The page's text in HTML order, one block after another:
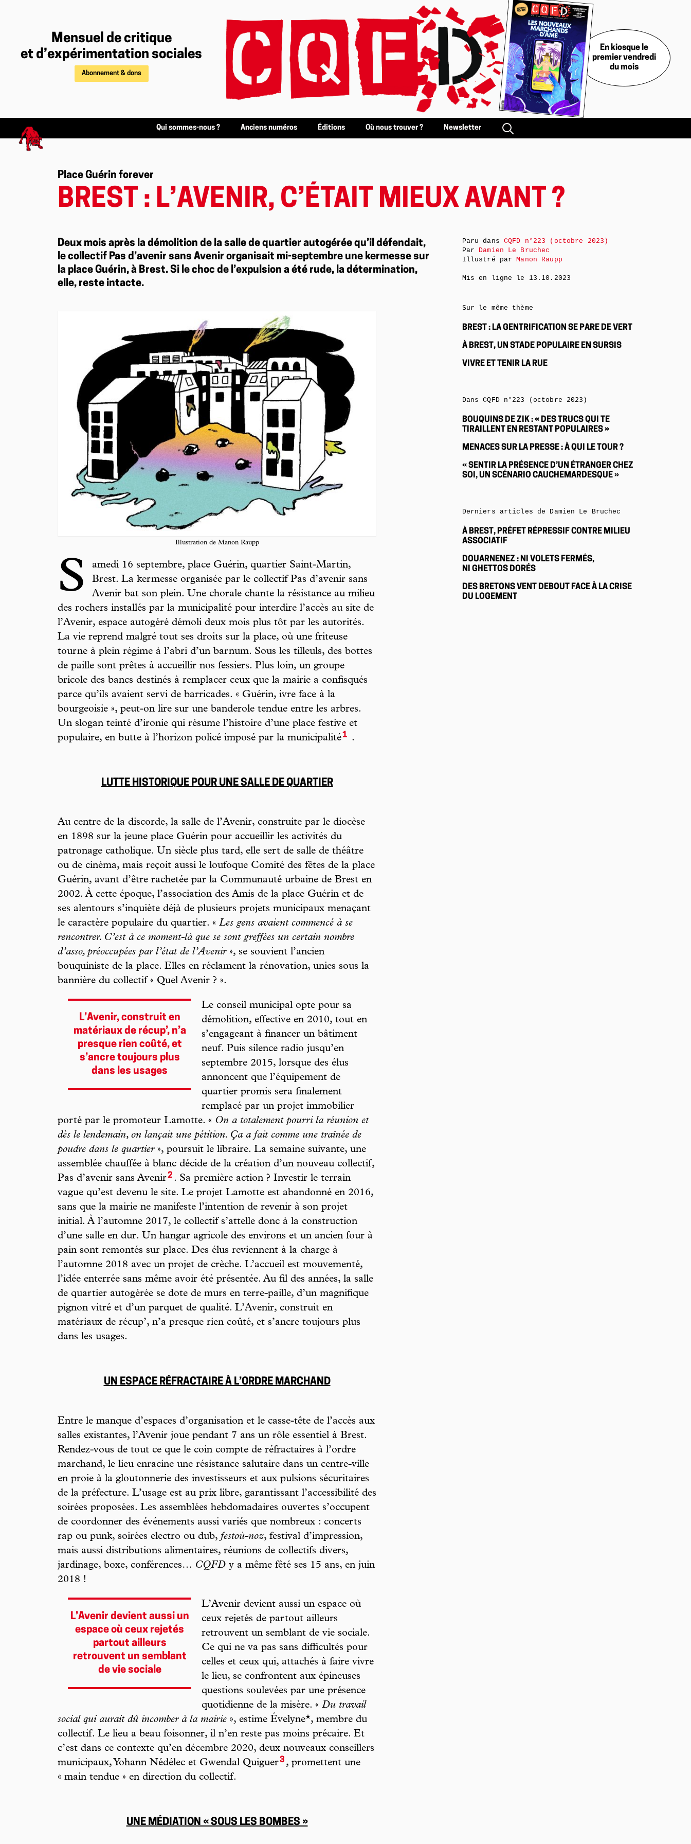
Mensuel de critique
et d’expérimentation sociales
Abonnement & dons
En kiosque le
premier vendredi
du mois
Qui sommes-nous ? Anciens numéros Éditions Où nous trouver ? Newsletter
Place Guérin forever
BREST : L’AVENIR, C’ÉTAIT MIEUX AVANT ?
Deux mois après la démolition de la salle de quartier autogérée qu’il défendait,
le collectif Pas d’avenir sans Avenir organisait mi-septembre une kermesse sur
la place Guérin, à Brest. Si le choc de l’expulsion a été rude, la détermination,
elle, reste intacte.
Illustration de Manon Raupp
S
amedi 16 septembre, place Guérin, quartier Saint-Martin,
Brest. La kermesse organisée par le collectif Pas d’avenir sans
Avenir bat son plein. Une chorale chante la résistance au milieu
des rochers installés par la municipalité pour interdire l’accès au site de
l’Avenir, espace autogéré démoli deux mois plus tôt par les autorités.
La vie reprend malgré tout ses droits sur la place, où une friteuse
tourne à plein régime à l’abri d’un barnum. Sous les tilleuls, des bottes
de paille sont prêtes à accueillir nos fessiers. Plus loin, un groupe
bricole des bancs destinés à remplacer ceux que la mairie a confisqués
parce qu’ils avaient servi de barricades. « Guérin, ivre face à la
bourgeoisie », peut-on lire sur une banderole tendue entre les arbres.
Un slogan teinté d’ironie qui résume l’histoire d’une place festive et
populaire, en butte à l’horizon policé imposé par la municipalité1 .
LUTTE HISTORIQUE POUR UNE SALLE DE QUARTIER
Au centre de la discorde, la salle de l’Avenir, construite par le diocèse
en 1898 sur la jeune place Guérin pour accueillir les activités du
patronage catholique. Un siècle plus tard, elle sert de salle de théâtre
ou de cinéma, mais reçoit aussi le loufoque Comité des fêtes de la place
Guérin, avant d’être rachetée par la Communauté urbaine de Brest en
2002. À cette époque, l’association des Amis de la place Guérin et de
ses alentours s’inquiète déjà de plusieurs projets municipaux menaçant
le caractère populaire du quartier. « Les gens avaient commencé à se
rencontrer. C’est à ce moment-là que se sont greffées un certain nombre
d’asso, préoccupées par l’état de l’Avenir», se souvient l’ancien
bouquiniste de la place. Elles en réclament la rénovation, unies sous la
bannière du collectif « Quel Avenir ? ».
L’Avenir, construit en
matériaux de récup’, n’a
presque rien coûté, et
s’ancre toujours plus
dans les usages
Le conseil municipal opte pour sa
démolition, effective en 2010, tout en
s’engageant à financer un bâtiment
neuf. Puis silence radio jusqu’en
septembre 2015, lorsque des élus
annoncent que l’équipement de
quartier promis sera finalement
remplacé par un projet immobilier
porté par le promoteur Lamotte. « On a totalement pourri la réunion et
dès le lendemain, on lançait une pétition. Ça a fait comme une traînée de
poudre dans le quartier», poursuit le libraire. La semaine suivante, une
assemblée chauffée à blanc décide de la création d’un nouveau collectif,
Pas d’avenir sans Avenir2 . Sa première action ? Investir le terrain
vague qu’est devenu le site. Le projet Lamotte est abandonné en 2016,
sans que la mairie ne manifeste l’intention de revenir à son projet
initial. À l’automne 2017, le collectif s’attelle donc à la construction
d’une salle en dur. Un hangar agricole des environs et un ancien four à
pain sont remontés sur place. Des élus reviennent à la charge à
l’automne 2018 avec un projet de crèche. L’accueil est mouvementé,
l’idée enterrée sans même avoir été présentée. Au fil des années, la salle
de quartier autogérée se dote de murs en terre-paille, d’un magnifique
pignon vitré et d’un parquet de qualité. L’Avenir, construit en
matériaux de récup’, n’a presque rien coûté, et s’ancre toujours plus
dans les usages.
UN ESPACE RÉFRACTAIRE À L’ORDRE MARCHAND
Entre le manque d’espaces d’organisation et le casse-tête de l’accès aux
salles existantes, l’Avenir joue pendant 7 ans un rôle essentiel à Brest.
Rendez-vous de tout ce que le coin compte de réfractaires à l’ordre
marchand, le lieu enracine une résistance salutaire dans un centre-ville
en proie à la gloutonnerie des investisseurs et aux pulsions sécuritaires
de la préfecture. L’usage est au prix libre, garantissant l’accessibilité des
soirées proposées. Les assemblées hebdomadaires ouvertes s’occupent
de coordonner des événements aussi variés que nombreux : concerts
rap ou punk, soirées electro ou dub, festoù-noz, festival d’impression,
mais aussi distributions alimentaires, réunions de collectifs divers,
jardinage, boxe, conférences… CQFD y a même fêté ses 15 ans, en juin
2018 !
L’Avenir devient aussi un
espace où ceux rejetés
partout ailleurs
retrouvent un semblant
de vie sociale
L’Avenir devient aussi un espace où
ceux rejetés de partout ailleurs
retrouvent un semblant de vie sociale.
Ce qui ne va pas sans difficultés pour
celles et ceux qui, attachés à faire vivre
le lieu, se confrontent aux épineuses
questions soulevées par une présence
quotidienne de la misère. « Du travail
social qui aurait dû incomber à la mairie », estime Évelyne*, membre du
collectif. Le lieu a beau foisonner, il n’en reste pas moins précaire. Et
c’est dans ce contexte qu’en décembre 2020, deux nouveaux conseillers
municipaux, Yohann Nédélec et Gwendal Quiguer3 , promettent une
« main tendue » en direction du collectif.
UNE MÉDIATION « SOUS LES BOMBES »
Paru dans CQFD n°223 (octobre 2023)
Par Damien Le Bruchec
Illustré parManon Raupp
Mis en ligne le 13.10.2023
Sur le même thème
BREST : LA GENTRIFICATION SE PARE DE VERT
À BREST, UN STADE POPULAIRE EN SURSIS
VIVRE ET TENIR LA RUE
Dans CQFD n°223 (octobre 2023)
BOUQUINS DE ZIK : « DES TRUCS QUI TE
TIRAILLENT EN RESTANT POPULAIRES »
MENACES SUR LA PRESSE : À QUI LE TOUR ?
« SENTIR LA PRÉSENCE D’UN ÉTRANGER CHEZ
SOI, UN SCÉNARIO CAUCHEMARDESQUE »
Derniers articles de Damien Le Bruchec
À BREST, PRÉFET RÉPRESSIF CONTRE MILIEU
ASSOCIATIF
DOUARNENEZ : NI VOLETS FERMÉS,
NI GHETTOS DORÉS
DES BRETONS VENT DEBOUT FACE À LA CRISE
DU LOGEMENT